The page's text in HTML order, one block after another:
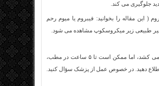
جلوگیری می کند.
این مقاله را بخوانید: فیبروم یا میوم رحم
طبیعی زیر میکروسکوپ مشاهده می شود.
می توانید عمل کورتاژ را در مطب دکتر خود، کلینیک یا بیمارستان انجام دهید. کورتاژ معمولا ۱۰ تا ۱۵ دقیقه طول می کشد، اما ممکن است تا ۵ ساعت در مطب،
اطلاع دهید. در خصوص عمل از پزشک سؤال کنید.